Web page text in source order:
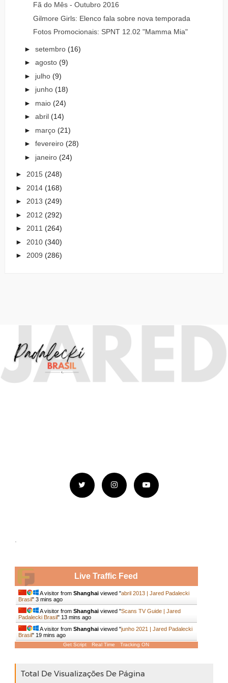
Fã do Mês - Outubro 2016
Gilmore Girls: Elenco fala sobre nova temporada
Fotos Promocionais: SPNT 12.02 "Mamma Mia"
► setembro (16)
► agosto (9)
► julho (9)
► junho (18)
► maio (24)
► abril (14)
► março (21)
► fevereiro (28)
► janeiro (24)
► 2015 (248)
► 2014 (168)
► 2013 (249)
► 2012 (292)
► 2011 (264)
► 2010 (340)
► 2009 (286)
.
Live Traffic Feed
A visitor from Shanghaiviewed "abril 2013 | Jared Padalecki
Brasil" 3 mins ago
A visitor from Shanghaiviewed "Scans TV Guide | Jared
Padalecki Brasil" 13 mins ago
A visitor from Shanghaiviewed "junho 2021 | Jared Padalecki
Brasil" 19 mins ago
Get Script Real Time Tracking ON
Total De Visualizações De Página